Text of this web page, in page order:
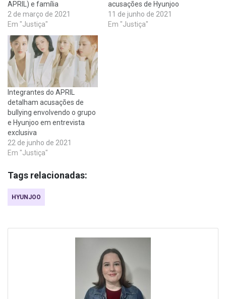
APRIL) e família
2 de março de 2021
Em "Justiça"
acusações de Hyunjoo
11 de junho de 2021
Em "Justiça"
Integrantes do APRIL
detalham acusações de
bullying envolvendo o grupo
e Hyunjoo em entrevista
exclusiva
22 de junho de 2021
Em "Justiça"
Tags relacionadas:
HYUNJOO